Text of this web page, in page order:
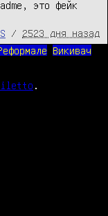
это фейк
/ 2523 дня назад
Викивач